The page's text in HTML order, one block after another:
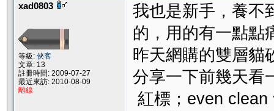
xad0803
等級: 俠客
文章: 13
註冊時間: 2009-07-27
最近來訪: 2010-08-09
離線
我也是新手，養不
的，用的有一點點
昨天網購的雙層貓
分享一下前幾天看
紅標；even